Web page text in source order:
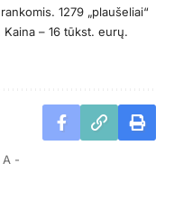
1279 „plaušeliai“
– 16 tūkst. eurų.
A -